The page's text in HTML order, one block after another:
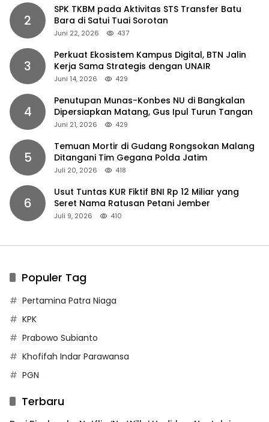
2
SPK TKBM pada Aktivitas STS Transfer Batu
Bara di Satui Tuai Sorotan
Juni 22, 2026 437
3
Perkuat Ekosistem Kampus Digital, BTN Jalin
Kerja Sama Strategis dengan UNAIR
Juni 14, 2026 429
4
Penutupan Munas-Konbes NU di Bangkalan
Dipersiapkan Matang, Gus Ipul Turun Tangan
Juni 21, 2026 429
5
Temuan Mortir di Gudang Rongsokan Malang
Ditangani Tim Gegana Polda Jatim
Juli 20, 2026 418
6
Usut Tuntas KUR Fiktif BNI Rp 12 Miliar yang
Seret Nama Ratusan Petani Jember
Juli 9, 2026 410
Populer Tag
Pertamina Patra Niaga
KPK
Prabowo Subianto
Khofifah Indar Parawansa
PGN
Terbaru